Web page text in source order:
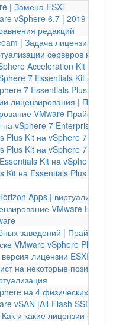
| Замена ESXi
vSphere 6.7 | 2019 год
редакций
| Задача
серверов на
Acceleration Kit |
7 Essentials Kit
7 Essentials Plus |
лицензирования |
VMware Прайс-
vSphere 7 Enterprise Plus
Plus Kit на vSphere 7
Plus Kit на vSphere 7
Kit на vSphere 7
Kit на Essentials Plus
Apps |
VMware
заведений | Прайс-лист
VMware vSphere
лицензии ESXI 8
на некоторые позиции
на 4 физических
vSAN |All-Flash SSD
и какие лицензии